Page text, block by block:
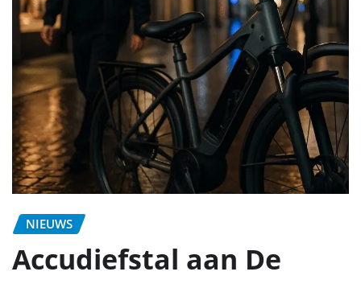
NIEUWS
Accudiefstal aan De